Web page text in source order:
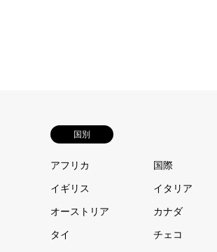
国別
アフリカ 国際
イギリス イタリア
オーストリア カナダ
タイ チェコ